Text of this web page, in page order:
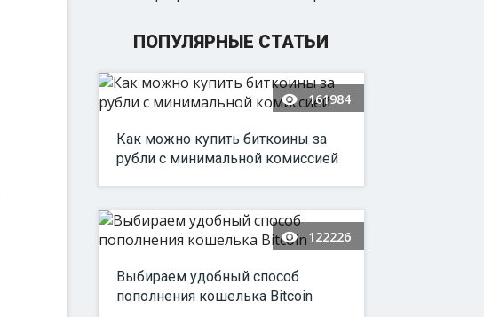
ПОПУЛЯРНЫЕ СТАТЬИ
161984
Как можно купить биткоины за
рубли с минимальной комиссией
122226
Выбираем удобный способ
пополнения кошелька Bitcoin